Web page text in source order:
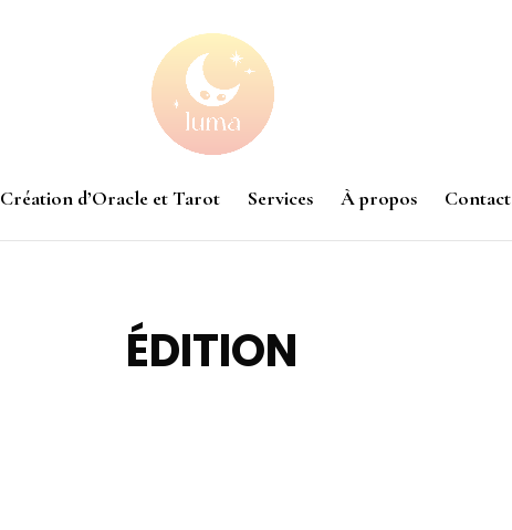
Création d’Oracle et Tarot Services À propos Contact
ÉDITION